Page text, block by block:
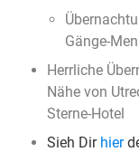
Gänge-
Herrliche
Nähe von
Sterne-Hotel
Sieh Dir hier